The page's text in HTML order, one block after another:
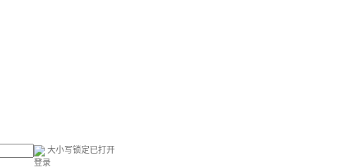
大小写锁定已打开
登录